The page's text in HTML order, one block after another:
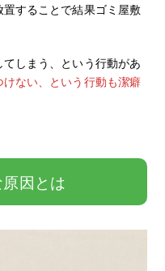
することで結果ゴミ屋敷
しまう、という行動があ
ない、という行動も潔癖
因とは